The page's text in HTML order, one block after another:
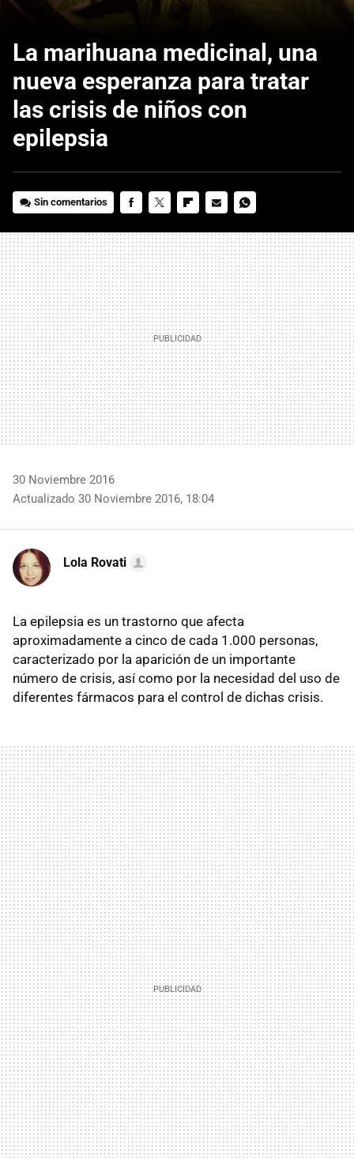
La marihuana medicinal, una
nueva esperanza para tratar
las crisis de niños con
epilepsia
Sin comentarios
MAIL
30 Noviembre 2016
Actualizado 30 Noviembre 2016, 18:04
Lola Rovati
La epilepsia es un trastorno que afecta
aproximadamente a cinco de cada 1.000 personas,
caracterizado por la aparición de un importante
número de crisis, así como por la necesidad del uso de
diferentes fármacos para el control de dichas crisis.